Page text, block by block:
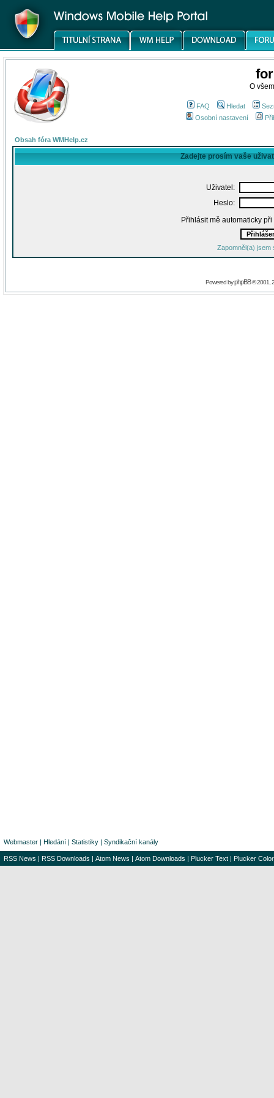
O
FAQ Hledat
Osobní nastavení
Obsah fóra WMHelp.cz
Zadejte prosím vaše
Uživatel:
Heslo:
Přihlásit mě automaticky
Zapomněl(a) jsem
Powered byphpBB© 2001,
Webmaster | Hledání | Statistiky | Syndikační kanály
RSS News | RSS Downloads | Atom News | Atom Downloads | Plucker Text | Plucker Color